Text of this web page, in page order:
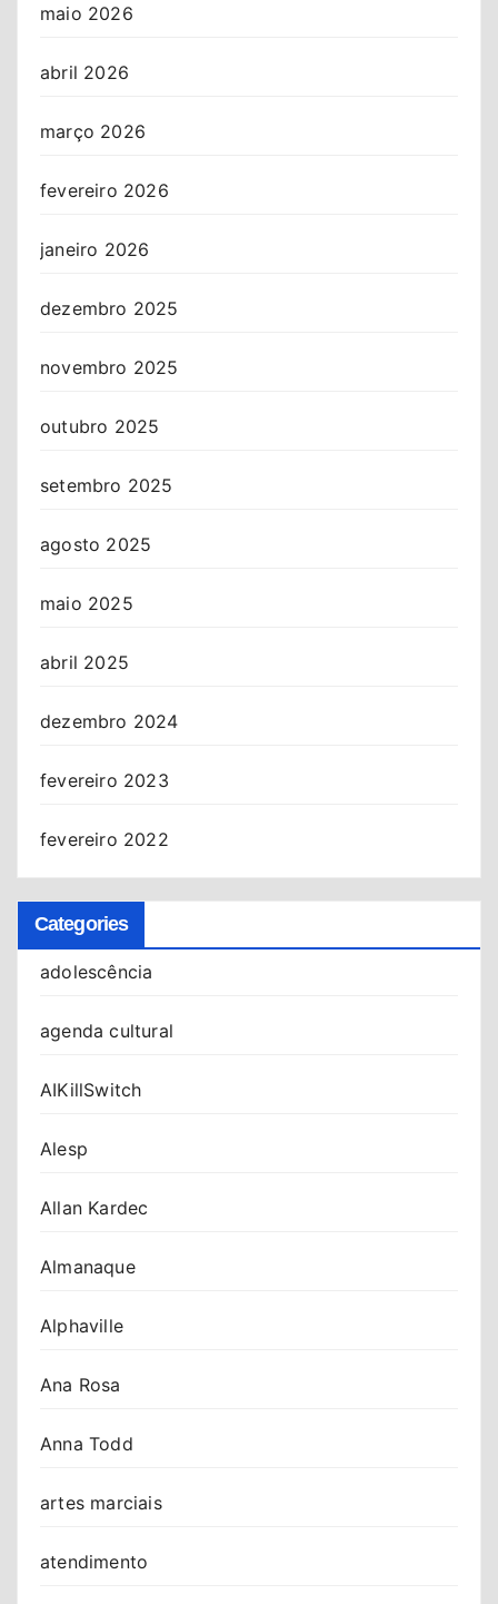
maio 2026
abril 2026
março 2026
fevereiro 2026
janeiro 2026
dezembro 2025
novembro 2025
outubro 2025
setembro 2025
agosto 2025
maio 2025
abril 2025
dezembro 2024
fevereiro 2023
fevereiro 2022
Categories
adolescência
agenda cultural
AIKillSwitch
Alesp
Allan Kardec
Almanaque
Alphaville
Ana Rosa
Anna Todd
artes marciais
atendimento